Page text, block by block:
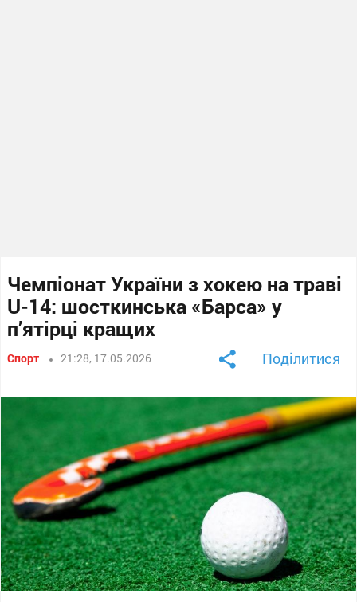
Чемпіонат України з хокею на траві
U-14: шосткинська «Барса» у
п’ятірці кращих
Спорт 21:28, 17.05.2026 Поділитися